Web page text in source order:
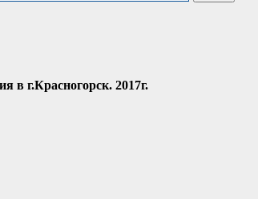
г.Красногорск. 2017г.